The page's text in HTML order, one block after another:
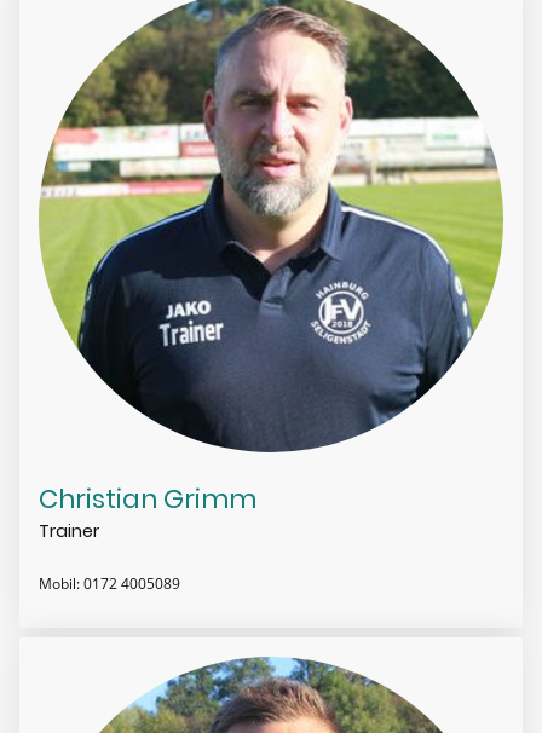
Christian Grimm
Trainer
Mobil: 0172 4005089